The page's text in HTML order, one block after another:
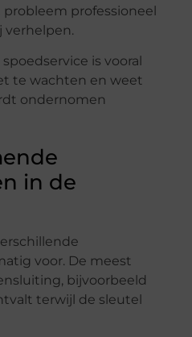
professioneel
verhelpen.
is vooral
te wachten en weet
ondernomen
in de
voor. De meest
bijvoorbeeld
terwijl de sleutel